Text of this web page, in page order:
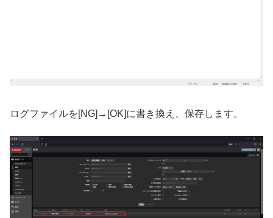
ログファイルを[NG]→[OK]に書き換え、保存します。